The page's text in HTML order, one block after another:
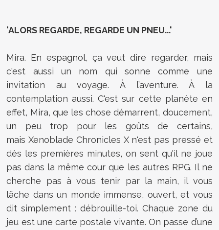
'ALORS REGARDE, REGARDE UN PNEU...'
Mira. En espagnol, ça veut dire regarder, mais
c'est aussi un nom qui sonne comme une
invitation au voyage. À l’aventure. À la
contemplation aussi. C'est sur cette planète en
effet, Mira, que les chose démarrent, doucement,
un peu trop pour les goûts de certains,
mais Xenoblade Chronicles X n'est pas pressé et
dès les premières minutes, on sent qu'il ne joue
pas dans la même cour que les autres RPG. Il ne
cherche pas à vous tenir par la main, il vous
lâche dans un monde immense, ouvert, et vous
dit simplement : débrouille-toi. Chaque zone du
jeu est une carte postale vivante. On passe d’une